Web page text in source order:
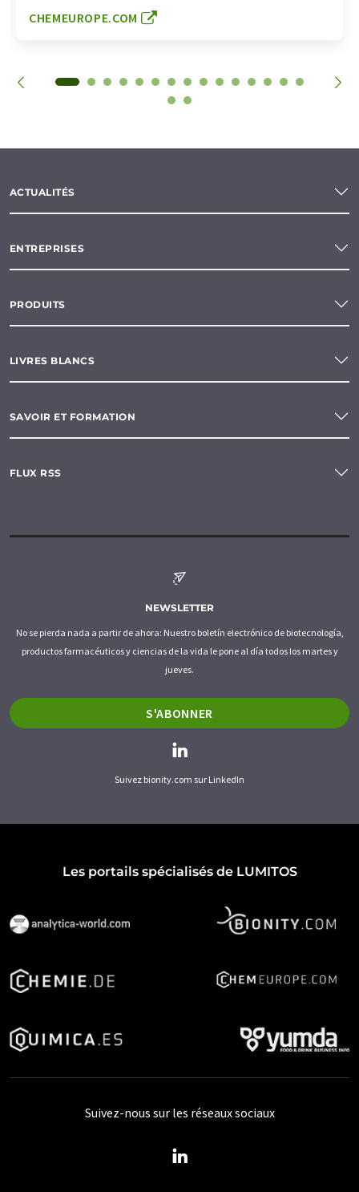
CHEMEUROPE.COM
ACTUALITÉS
ENTREPRISES
PRODUITS
LIVRES BLANCS
SAVOIR ET FORMATION
FLUX RSS
NEWSLETTER
No se pierda nada a partir de ahora: Nuestro boletín electrónico de biotecnología,
productos farmacéuticos y ciencias de la vida le pone al día todos los martes y
jueves.
S'ABONNER
Suivez bionity.com sur LinkedIn
Les portails spécialisés de LUMITOS
Suivez-nous sur les réseaux sociaux